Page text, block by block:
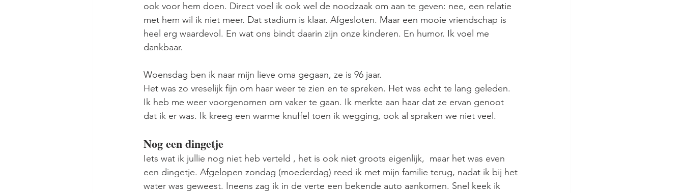
ook voor hem doen. Direct voel ik ook wel de noodzaak om aan te geven: nee, een relatie
met hem wil ik niet meer. Dat stadium is klaar. Afgesloten. Maar een mooie vriendschap is
heel erg waardevol. En wat ons bindt daarin zijn onze kinderen. En humor. Ik voel me
dankbaar.
Woensdag ben ik naar mijn lieve oma gegaan, ze is 96 jaar.
Het was zo vreselijk fijn om haar weer te zien en te spreken. Het was echt te lang geleden.
Ik heb me weer voorgenomen om vaker te gaan. Ik merkte aan haar dat ze ervan genoot
dat ik er was. Ik kreeg een warme knuffel toen ik wegging, ook al spraken we niet veel.
Nog een dingetje
Iets wat ik jullie nog niet heb verteld , het is ook niet groots eigenlijk,  maar het was even
een dingetje. Afgelopen zondag (moederdag) reed ik met mijn familie terug, nadat ik bij het
water was geweest. Ineens zag ik in de verte een bekende auto aankomen. Snel keek ik